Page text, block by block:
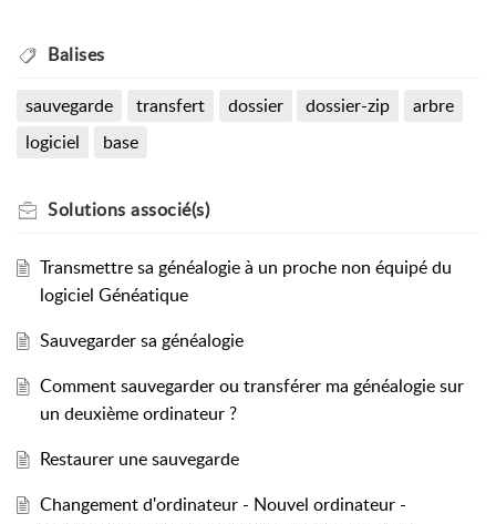
Balises
sauvegarde transfert dossier dossier-zip
arbre
logiciel
base
Solutions associé(s)
Transmettre sa généalogie à un proche non équipé du
logiciel Généatique
Sauvegarder sa généalogie
Comment sauvegarder ou transférer ma généalogie sur
un deuxième ordinateur ?
Restaurer une sauvegarde
Changement d'ordinateur - Nouvel ordinateur -